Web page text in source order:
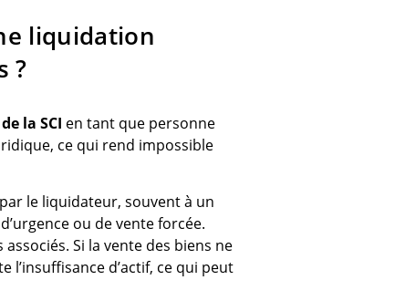
liquidation
?
la SCI en tant que personne
ce qui rend impossible
le liquidateur, souvent à un
ou de vente forcée.
Si la vente des biens ne
l’insuffisance d’actif, ce qui peut